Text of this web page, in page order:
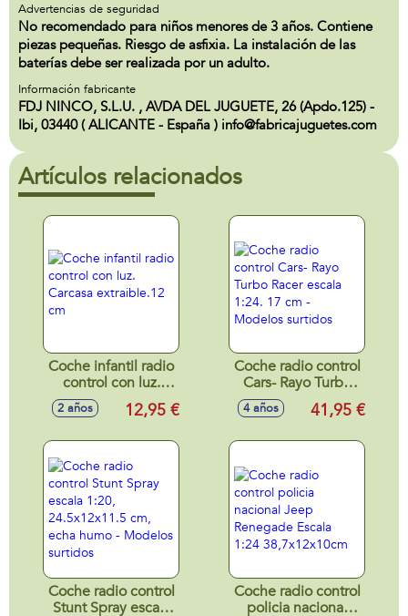
Advertencias de seguridad
No recomendado para niños menores de 3 años. Contiene
piezas pequeñas. Riesgo de asfixia. La instalación de las
baterías debe ser realizada por un adulto.
Información fabricante
FDJ NINCO, S.L.U. , AVDA DEL JUGUETE, 26 (Apdo.125) -
Ibi, 03440 ( ALICANTE - España ) info@fabricajuguetes.com
Artículos relacionados
Coche infantil radio
control con luz.
Carcasa
extraible.12 cm
2 años 12,95 €
Coche radio control
Cars- Rayo Turbo
Racer escala 1:24.
17 cm - Modelos
4 años 41,95 €
Coche radio control
Stunt Spray escala
Coche radio control
policia nacional